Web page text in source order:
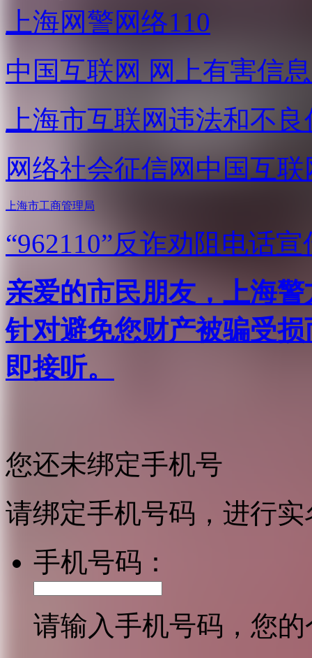
上海网警网络110
中国互联网 网上有害信
上海市互联网违法和不
网络社会征信网 中国互
上海市工商管理局
“962110”反诈劝阻电话宣
亲爱的市民朋友，上海
针对避免您财产被骗受
即接听。
您还未绑定手机号
请绑定手机号码，进行
手机号码：
请输入手机号码，您